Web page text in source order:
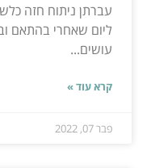
עברתן ניתוח חזה
ליום שאחרי בהתאם
עושים...
קרא עוד »
פבר 07, 2022